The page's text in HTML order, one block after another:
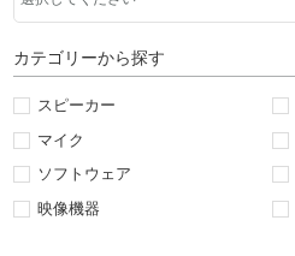
カテゴリーから探す
スピーカー
マイク
ソフトウェア
映像機器